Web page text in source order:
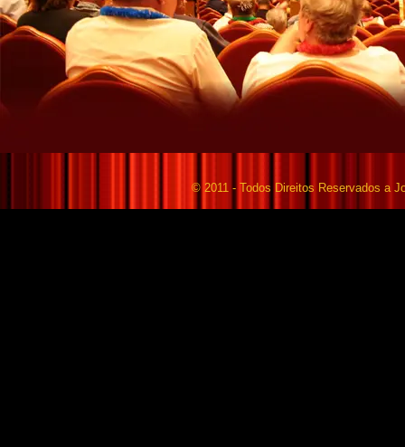
© 2011 - Todos Direitos Reservados a